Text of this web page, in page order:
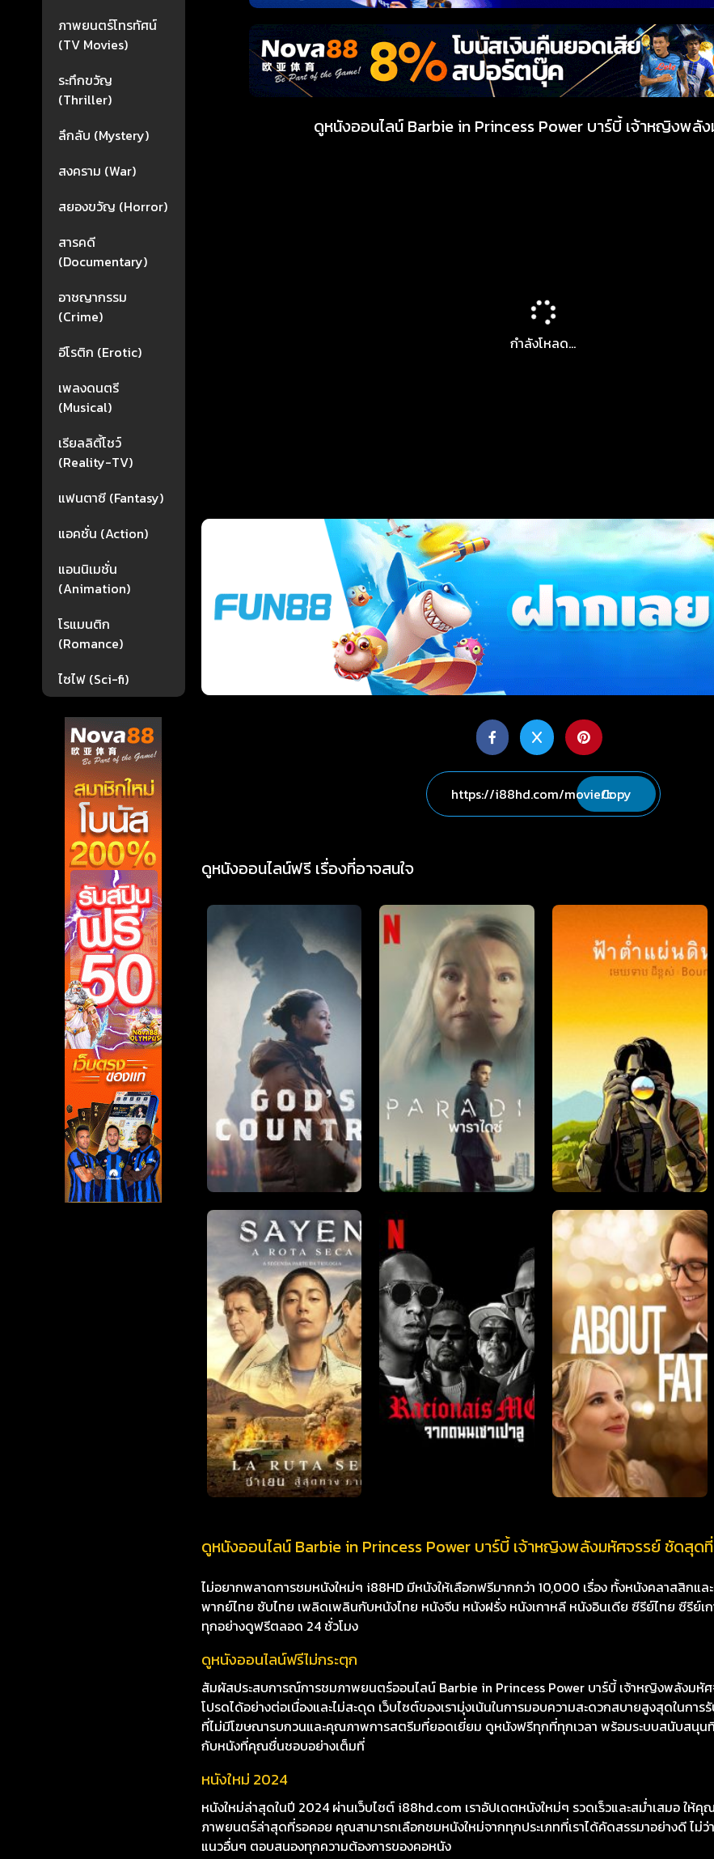
ภาพยนตร์โทรทัศน์
(TV Movies)
ระทึกขวัญ
(Thriller)
ลึกลับ (Mystery)
สงคราม (War)
สยองขวัญ (Horror)
สารคดี
(Documentary)
อาชญากรรม
(Crime)
อีโรติก (Erotic)
เพลงดนตรี
(Musical)
เรียลลิตี้โชว์
(Reality-TV)
แฟนตาซี (Fantasy)
แอคชั่น (Action)
แอนนิเมชั่น
(Animation)
โรแมนติก
(Romance)
ไซไฟ (Sci-fi)
ดูหนังออนไลน์ Barbie in Princess Power บาร์บี้ เจ้าหญิงพลั
กำลังโหลด...
Copy
ดูหนังออนไลน์ฟรี เรื่องที่อาจสนใจ
ดูหนังออนไลน์ Barbie in Princess Power บาร์บี้ เจ้าหญิงพลังมหัศจรรย์ ชัดสุด
ไม่อยากพลาดการชมหนังใหม่ๆ i88HD มีหนังให้เลือกฟรีมากกว่า 10,000 เรื่อง ทั้งหนังคลาสสิกแ
พากย์ไทย ซับไทย เพลิดเพลินกับหนังไทย หนังจีน หนังฝรั่ง หนังเกาหลี หนังอินเดีย ซีรีย์ไทย ซีรีย์
ทุกอย่างดูฟรีตลอด 24 ชั่วโมง
ดูหนังออนไลน์ฟรีไม่กระตุก
สัมผัสประสบการณ์การชมภาพยนตร์ออนไลน์ Barbie in Princess Power บาร์บี้ เจ้าหญิงพลังมหั
โปรดได้อย่างต่อเนื่องและไม่สะดุด เว็บไซต์ของเรามุ่งเน้นในการมอบความสะดวกสบายสูงสุดในกา
ที่ไม่มีโฆษณารบกวนและคุณภาพการสตรีมที่ยอดเยี่ยม ดูหนังฟรีทุกที่ทุกเวลา พร้อมระบบสนับสนุ
กับหนังที่คุณชื่นชอบอย่างเต็มที่
หนังใหม่ 2024
หนังใหม่ล่าสุดในปี 2024 ผ่านเว็บไซต์ i88hd.com เราอัปเดตหนังใหม่ๆ รวดเร็วและสม่ำเสมอ ให้
ภาพยนตร์ล่าสุดที่รอคอย คุณสามารถเลือกชมหนังใหม่จากทุกประเภทที่เราได้คัดสรรมาอย่างดี ไม่ว่
แนวอื่นๆ ตอบสนองทุกความต้องการของคอหนัง